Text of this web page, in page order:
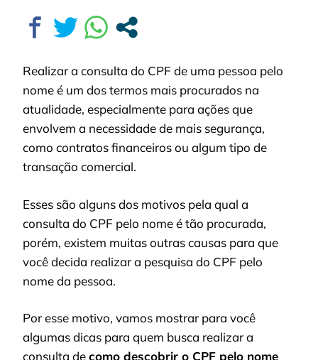
Realizar a consulta do CPF de uma pessoa pelo
nome é um dos termos mais procurados na
atualidade, especialmente para ações que
envolvem a necessidade de mais segurança,
como contratos financeiros ou algum tipo de
transação comercial.
Esses são alguns dos motivos pela qual a
consulta do CPF pelo nome é tão procurada,
porém, existem muitas outras causas para que
você decida realizar a pesquisa do CPF pelo
nome da pessoa.
Por esse motivo, vamos mostrar para você
algumas dicas para quem busca realizar a
consulta decomo descobrir o CPF pelo nome